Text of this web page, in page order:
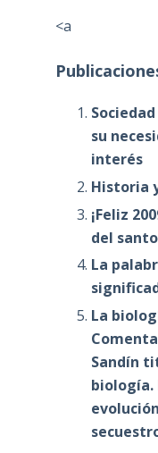
<a
su
interés
Historia
¡Feliz
del
La
La
Sandín
biología.